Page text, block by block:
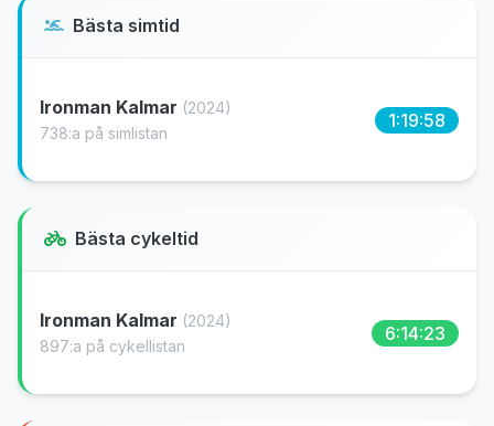
Bästa simtid
Ironman Kalmar (2024)
738:a på simlistan
1:19:58
Bästa cykeltid
Ironman Kalmar (2024)
897:a på cykellistan
6:14:23